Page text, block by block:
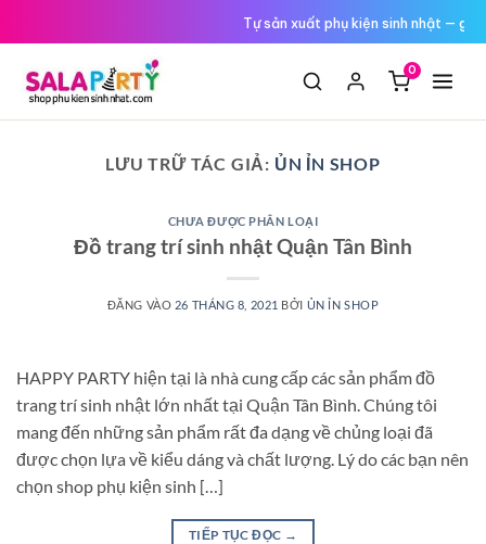
nội
dung
Tự sản xuất phụ kiện sinh nhật —
0
LƯU TRỮ TÁC GIẢ: ỦN ỈN SHOP
CHƯA ĐƯỢC PHÂN LOẠI
Đồ trang trí sinh nhật Quận Tân Bình
ĐĂNG VÀO 26 THÁNG 8, 2021 BỞI ỦN ỈN SHOP
HAPPY PARTY hiện tại là nhà cung cấp các sản phẩm đồ
trang trí sinh nhật lớn nhất tại Quận Tân Bình. Chúng tôi
mang đến những sản phẩm rất đa dạng về chủng loại đã
được chọn lựa về kiểu dáng và chất lượng. Lý do các bạn nên
chọn shop phụ kiện sinh […]
TIẾP TỤC ĐỌC →